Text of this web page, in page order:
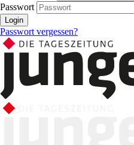
Passwort
Login
Passwort vergessen?